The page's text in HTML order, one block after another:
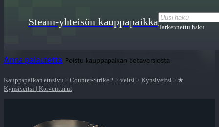
Steam-yhteisön kauppapaikkaTarkennettu haku
Anna palautetta Poistu kauppapaikan betaversiosta
Kauppapaikan etusivu > Counter-Strike 2 > veitsi > Kynsiveitsi > ★
Kynsiveitsi | Korventunut